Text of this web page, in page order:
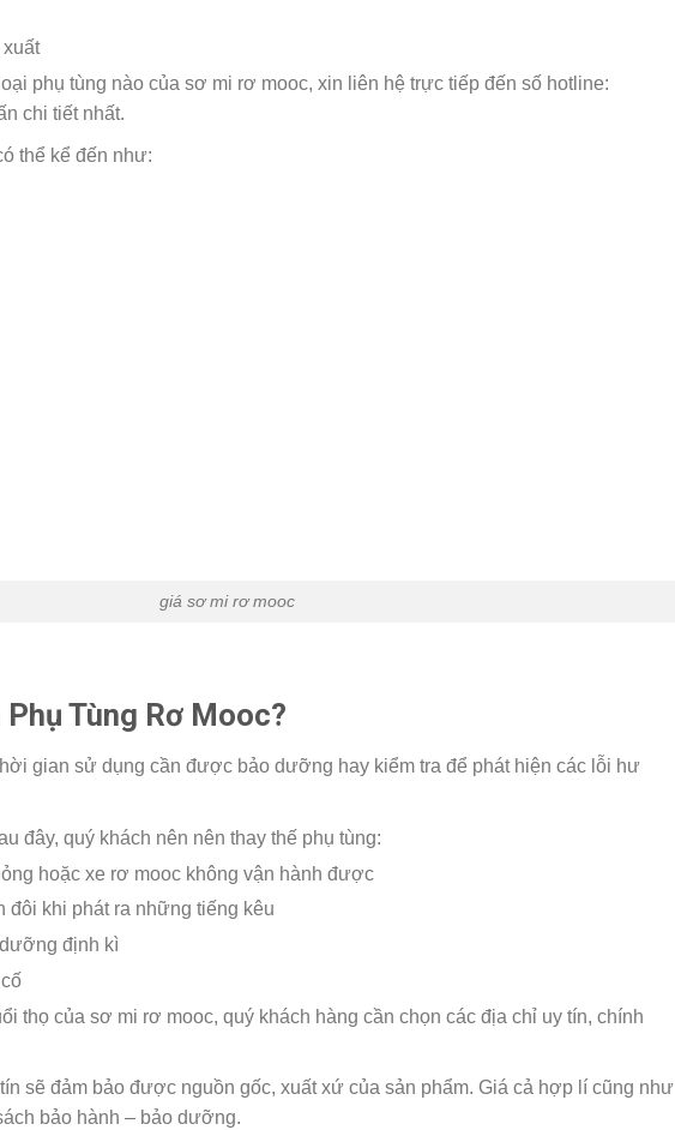
phụ tùng nào của sơ mi rơ mooc, xin liên hệ trực tiếp đến số hotline:
chi tiết nhất.
thể kể đến như:
giá sơ mi rơ mooc
Tùng Rơ Mooc?
gian sử dụng cần được bảo dưỡng hay kiểm tra để phát hiện các lỗi hư
đây, quý khách nên nên thay thế phụ tùng:
hoặc xe rơ mooc không vận hành được
khi phát ra những tiếng kêu
định kì
thọ của sơ mi rơ mooc, quý khách hàng cần chọn các địa chỉ uy tín, chính
sẽ đảm bảo được nguồn gốc, xuất xứ của sản phẩm. Giá cả hợp lí cũng như
bảo hành – bảo dưỡng.